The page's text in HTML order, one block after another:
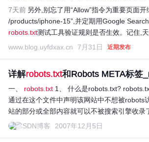
7天前 另外,别忘了用“Allow”指令为重要页面开
/products/iphone-15”,并定期用Google
robots.txt测试工具验证规则是否生效。记住,
www.blog.uyfdxax.cn 7月31日 近期发布
详解robots.txt和Robots META标签
一、 robots.txt 1、 什么是robots.txt?
通过在这个文件中声明该网站中不想被robots
站的部分或全部内容就可以不被搜索引擎收录
CSDN博客
2007年12月5日